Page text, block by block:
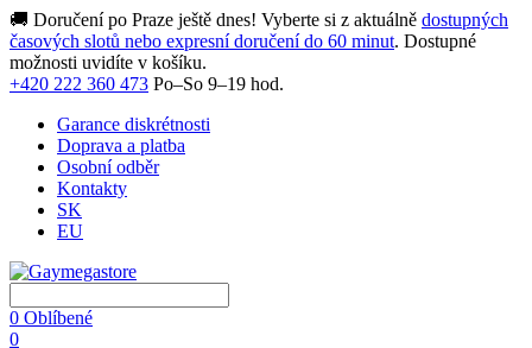
🚚 Doručení po Praze ještě dnes! Vyberte si z aktuálně dostupných
časových slotů nebo expresní doručení do 60 minut. Dostupné
možnosti uvidíte v košíku.
+420 222 360 473 Po–So 9–19 hod.
Garance diskrétnosti
Doprava a platba
Osobní odběr
Kontakty
SK
EU
0 Oblíbené
0